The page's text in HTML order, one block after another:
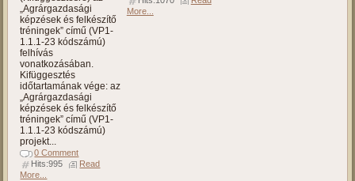
„Agrárgazdasági
képzések és felkészítő
tréningek” című (VP1-
1.1.1-23 kódszámú)
felhívás
vonatkozásában.
Kifüggesztés
időtartamának vége: az
„Agrárgazdasági
képzések és felkészítő
tréningek” című (VP1-
1.1.1-23 kódszámú)
projekt...
0 Comment
Hits:995
Read
More...
More...